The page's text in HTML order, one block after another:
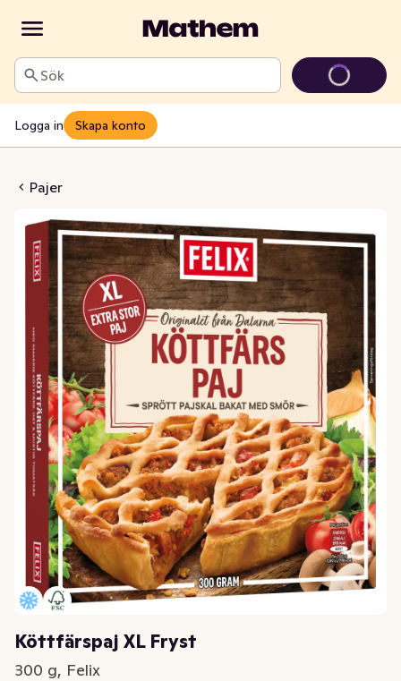
Sök
Logga in Skapa konto
Pajer
XL Fryst
Köttfärspaj XL Fryst
300 g, Felix